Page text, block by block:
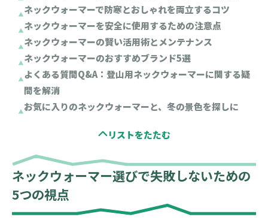
ネックウォーマーで防寒とおしゃれを両立するコツ
ネックウォーマーを安全に使用するための注意点
ネックウォーマーの賢い活用術とメンテナンス
ネックウォーマーのおすすめブランド5選
よくある質問Q&A：登山用ネックウォーマーに関する疑
問を解消
お気に入りのネックウォーマーと、冬の景色を探しに
ネックウォーマー選びで失敗しないための
5つの視点